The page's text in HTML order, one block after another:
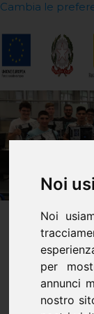
Noi
Noi
per
annunci
nostro
Cambia le
Un
realtà